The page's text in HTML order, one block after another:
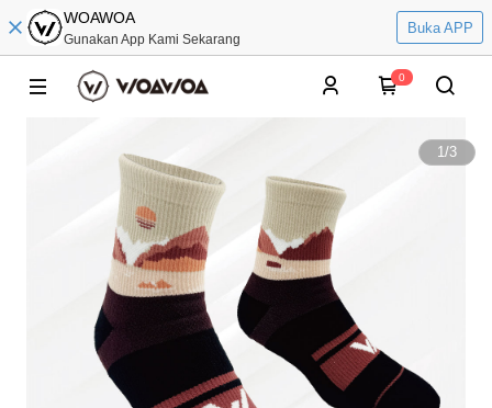
WOAWOA
Gunakan App Kami Sekarang
Buka APP
0
1/3